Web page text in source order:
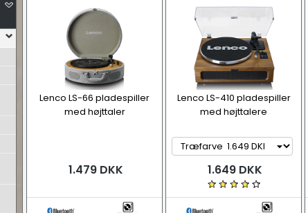
Lenco LS-66 pladespiller
med højttaler
1.479 DKK
Lenco LS-410 pladespiller
med højttalere
1.649 DKK